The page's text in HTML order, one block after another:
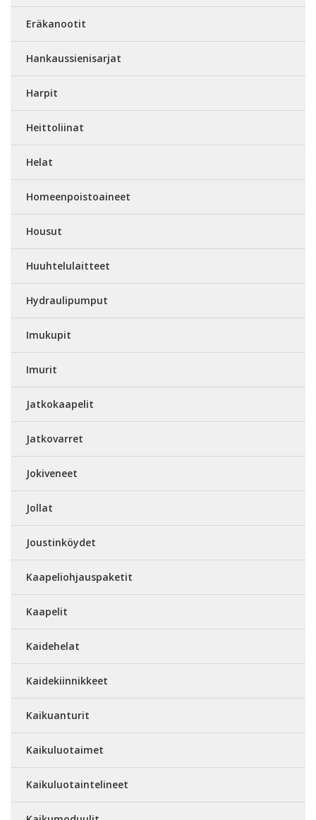
Eräkanootit
Hankaussienisarjat
Harpit
Heittoliinat
Helat
Homeenpoistoaineet
Housut
Huuhtelulaitteet
Hydraulipumput
Imukupit
Imurit
Jatkokaapelit
Jatkovarret
Jokiveneet
Jollat
Joustinköydet
Kaapeliohjauspaketit
Kaapelit
Kaidehelat
Kaidekiinnikkeet
Kaikuanturit
Kaikuluotaimet
Kaikuluotaintelineet